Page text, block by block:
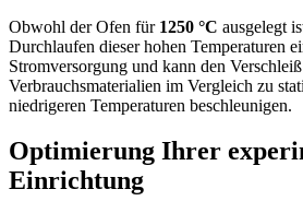
Obwohl der Ofen für 1250 °C ausgelegt
Durchlaufen dieser hohen Temperaturen
Stromversorgung und kann den
Verbrauchsmaterialien im Vergleich zu
niedrigeren Temperaturen beschleunigen.
Optimierung Ihrer
Einrichtung